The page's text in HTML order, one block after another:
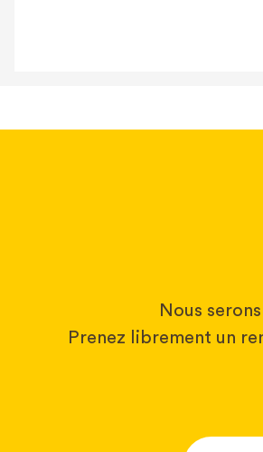
Nous
Prenez librement un